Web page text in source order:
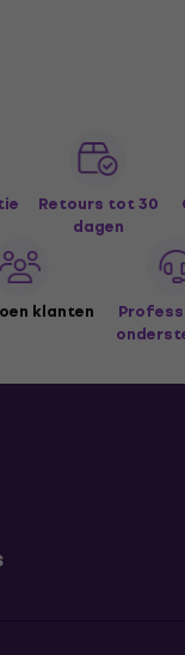
Retours tot 30
dagen
klanten